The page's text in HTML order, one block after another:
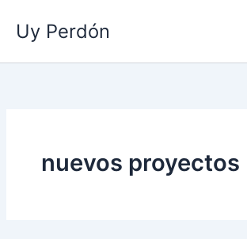
contenido
Uy Perdón
nuevos proyectos